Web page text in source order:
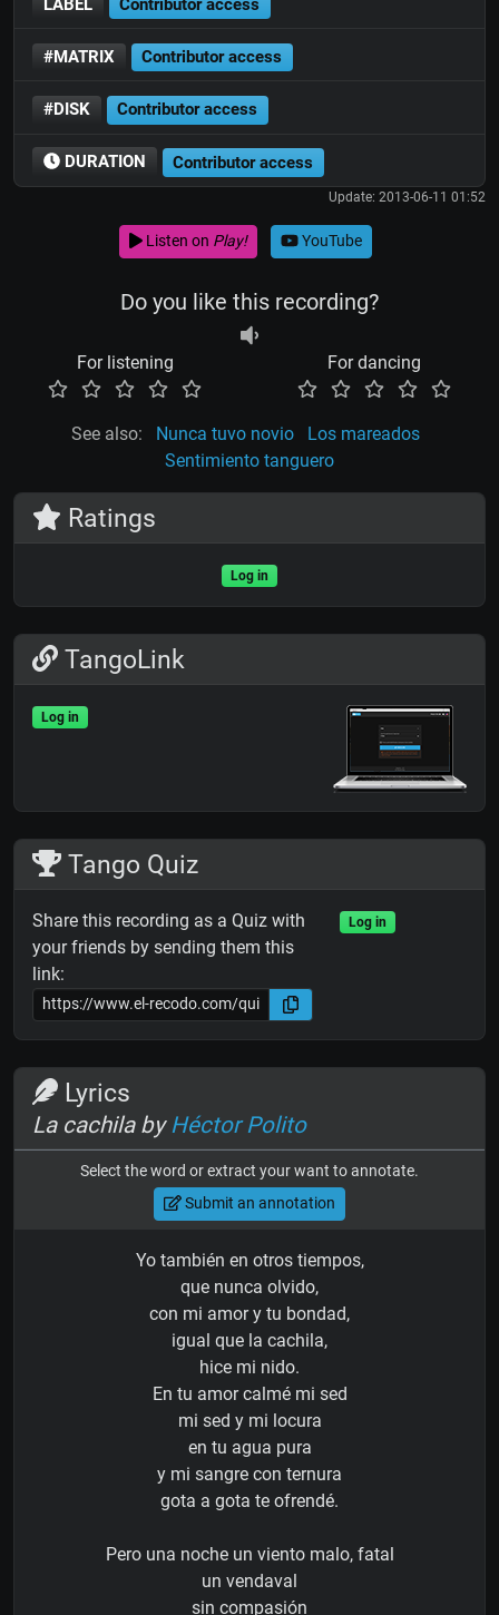
LABEL Contributor access
#MATRIX Contributor access
#DISK Contributor access
DURATION Contributor access
Update: 2013-06-11 01:52
Listen on Play! YouTube
Do you like this recording?
For listening For dancing
See also: Nunca tuvo novio
Los mareados
Sentimiento tanguero
Ratings
Log in
TangoLink
Log in
Tango Quiz
Share this recording as a Quiz with
your friends by sending them this
link:
Log in
Lyrics
La cachila byHéctor Polito
Select the word or extract your want to annotate.
Submit an annotation
Yo también en otros tiempos,
que nunca olvido,
con mi amor y tu bondad,
igual que la cachila,
hice mi nido.
En tu amor calmé mi sed
mi sed y mi locura
en tu agua pura
y mi sangre con ternura
gota a gota te ofrendé.
Pero una noche un viento malo, fatal
un vendaval
sin compasión